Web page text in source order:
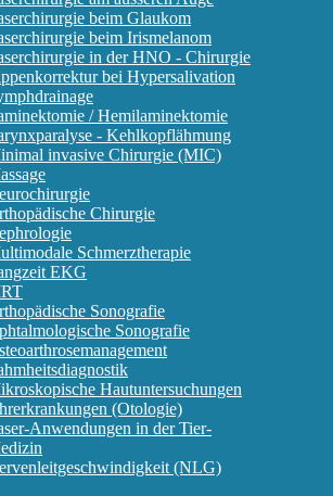
beim Glaukom
beim Irismelanom
in der HNO - Chirurgie
bei Hypersalivation
/ Hemilaminektomie
- Kehlkopflähmung
invasive Chirurgie (MIC)
Chirurgie
Schmerztherapie
EKG
Sonografie
Sonografie
Hautuntersuchungen
(Otologie)
Anwendungen in der Tier-
(NLG)